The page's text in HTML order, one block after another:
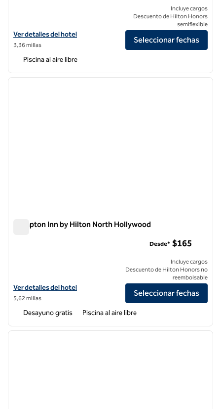
Ver detalles del hotel Hilton Los Angeles/Universal City
Ver detalles del hotel
3,36 millas
Incluye cargos
Descuento de Hilton Honors
semiflexible
Seleccionar fechas
Piscina al aire libre
1 de 12
Hampton Inn by Hilton North Hollywood
Ver detalles del hotel Hampton Inn by Hilton North Hollywood
Ver detalles del hotel
5,62 millas
Desde* $165
Incluye cargos
Descuento de Hilton Honors no
reembolsable
Seleccionar fechas
Desayuno gratis Piscina al aire libre
1 de 9